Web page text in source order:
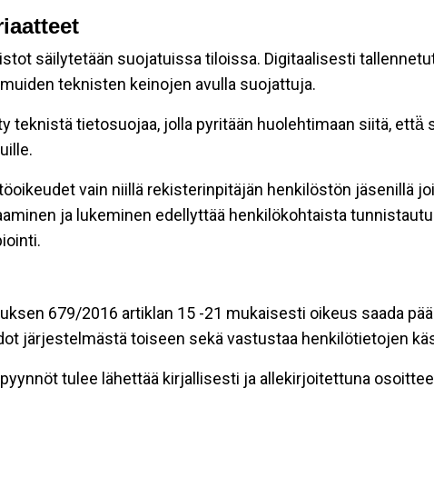
säilytetään suojatuissa tiloissa. Digitaalisesti
teknisten keinojen avulla suojattuja.
teknistä tietosuojaa, jolla pyritään huolehtimaan siitä,
vain niillä rekisterinpitäjän henkilöstön jäsenillä
ja lukeminen edellyttää henkilökohtaista
679/2016 artiklan 15 -21 mukaisesti oikeus saada
järjestelmästä toiseen sekä vastustaa henkilötietojen
tulee lähettää kirjallisesti ja allekirjoitettuna